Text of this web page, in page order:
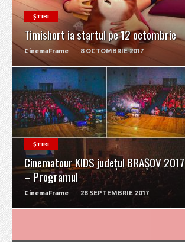
ȘTIRI
Timishort ia startul pe 12 octombrie
CinemaFrame 8 OCTOMBRIE 2017
ȘTIRI
Cinematour KIDS județul BRAȘOV 2017
– Programul
CinemaFrame 28 SEPTEMBRIE 2017
READ MORE